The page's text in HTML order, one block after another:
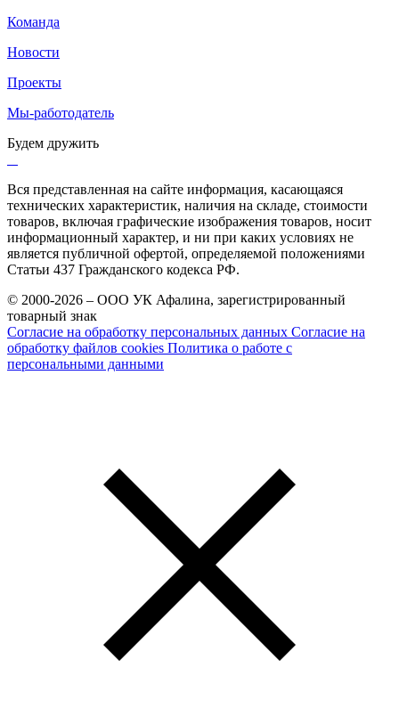
Команда
Новости
Проекты
Мы-работодатель
Будем дружить
Вся представленная на сайте информация, касающаяся
технических характеристик, наличия на складе, стоимости
товаров, включая графические изображения товаров, носит
информационный характер, и ни при каких условиях не
является публичной офертой, определяемой положениями
Статьи 437 Гражданского кодекса РФ.
© 2000-2026 – ООО УК Афалина, зарегистрированный
товарный знак
Согласие на обработку персональных данных Согласие на
обработку файлов cookies Политика о работе с
персональными данными